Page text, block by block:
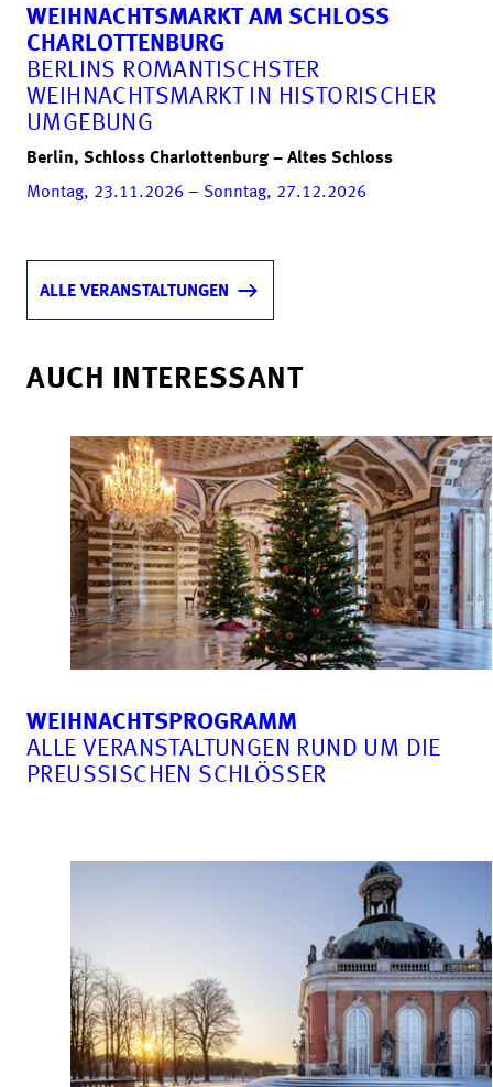
WEIHNACHTSMARKT AM SCHLOSS
CHARLOTTENBURG
BERLINS ROMANTISCHSTER
WEIHNACHTSMARKT IN HISTORISCHER
UMGEBUNG
Berlin, Schloss Charlottenburg – Altes Schloss
Montag, 23.11.2026 – Sonntag, 27.12.2026
ALLE VERANSTALTUNGEN
AUCH INTERESSANT
WEIHNACHTSPROGRAMM
ALLE VERANSTALTUNGEN RUND UM DIE
PREUSSISCHEN SCHLÖSSER